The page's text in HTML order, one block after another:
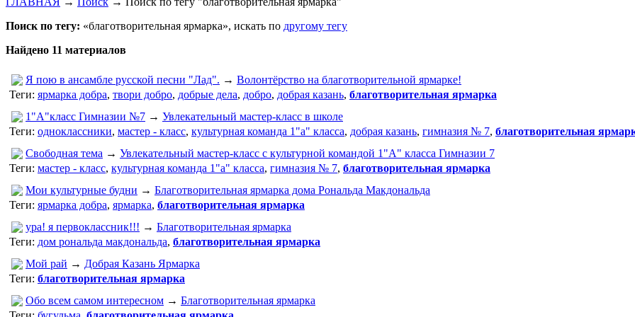
Поиск по тегу: «благотворительная ярмарка», искать по другому тегу
Найдено 11 материалов
Я пою в ансамбле русской песни "Лад". → Волонтёрство на благотворительной ярмарке!
Теги: ярмарка добра, твори добро, добрые дела, добро, добрая казань, благотворительная ярмарка
1"А"класс Гимназии №7 → Увлекательный мастер-класс в школе
Теги: одноклассники, мастер - класс, культурная команда 1"а" класса, добрая казань, гимназия № 7, благотворительная
Свободная тема → Увлекательный мастер-класс с культурной командой 1"А" класса Гимназии 7
Теги: мастер - класс, культурная команда 1"а" класса, гимназия № 7, благотворительная ярмарка
Мои культурные будни → Благотворительная ярмарка дома Рональда Макдональда
Теги: ярмарка добра, ярмарка, благотворительная ярмарка
ура! я первоклассник!!! → Благотворительная ярмарка
Теги: дом рональда макдональда, благотворительная ярмарка
Мой рай → Добрая Казань Ярмарка
Теги: благотворительная ярмарка
Обо всем самом интересном → Благотворительная ярмарка